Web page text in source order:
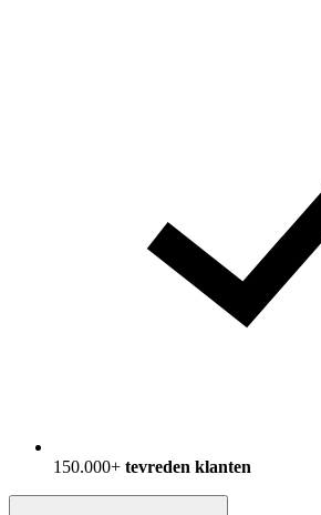
150.000+ tevreden klanten